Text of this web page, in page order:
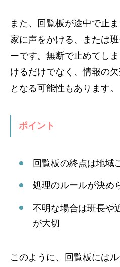
また、回覧板が途中で止
家に声をかける、または
ーです。無断で止めてし
けるだけでなく、情報の
となる可能性もあります。
ポイント
回覧板の終点は地域
処理のルールが決め
不明な場合は班長や
が大切
このように、回覧板には